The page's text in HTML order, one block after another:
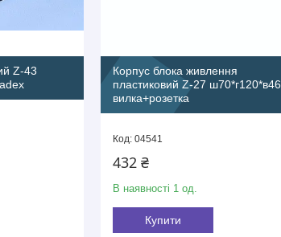
Z-43
Корпус блока живлення
пластиковий Z-27 ш70*г120*в46
вилка+розетка
04541
432 ₴
В наявності 1 од.
Купити